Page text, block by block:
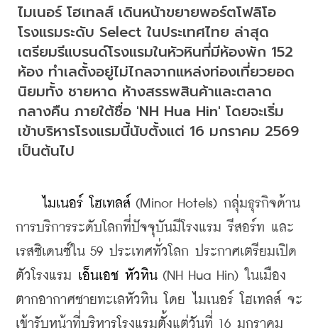
ไมเนอร์ โฮเทลส์ เดินหน้าขยายพอร์ตโฟลิโอ
โรงแรมระดับ Select ในประเทศไทย ล่าสุด
เตรียมรีแบรนด์โรงแรมในหัวหินที่มีห้องพัก 152
ห้อง ทำเลตั้งอยู่ไม่ไกลจากแหล่งท่องเที่ยวยอด
นิยมทั้ง ชายหาด ห้างสรรพสินค้าและตลาด
กลางคืน ภายใต้ชื่อ 'NH Hua Hin' โดยจะเริ่ม
เข้าบริหารโรงแรมนี้นับตั้งแต่ 16 มกราคม 2569
เป็นต้นไป
ไมเนอร์ โฮเทลส์ (Minor Hotels) กลุ่มธุรกิจด้าน
การบริการระดับโลกที่ปัจจุบันมีโรงแรม รีสอร์ท และ
เรสซิเดนซ์ใน 59 ประเทศทั่วโลก ประกาศเตรียมเปิด
ตัวโรงแรม เอ็นเอช หัวหิน (NH Hua Hin) ในเมือง
ตากอากาศชายทะเลหัวหิน โดย ไมเนอร์ โฮเทลส์ จะ
เข้ารับหน้าที่บริหารโรงแรมตั้งแต่วันที่ 16 มกราคม